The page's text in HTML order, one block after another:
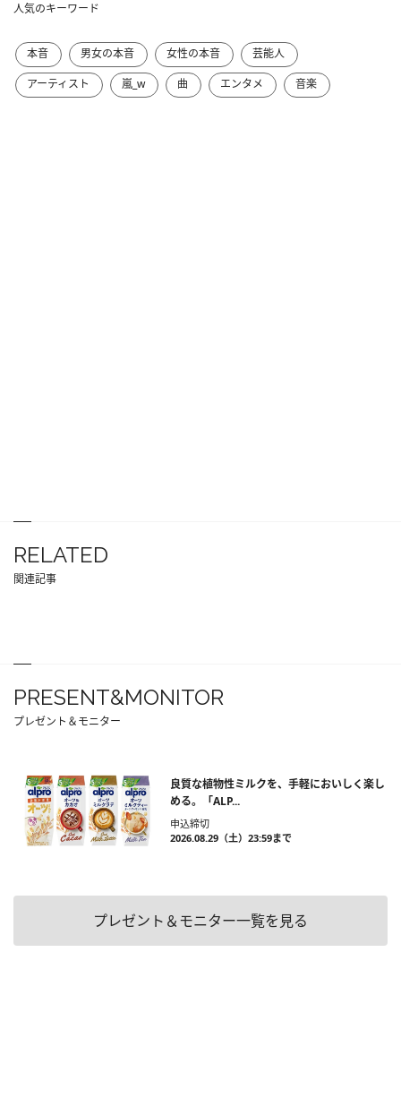
人気のキーワード
本音 男女の本音 女性の本音
芸能人
アーティスト
嵐_w 曲 エンタメ 音楽
RELATED
関連記事
PRESENT&MONITOR
プレゼント＆モニター
良質な植物性ミルクを、手軽においしく楽し
める。「ALP...
申込締切
2026.08.29（土）23:59まで
プレゼント＆モニター一覧を見る